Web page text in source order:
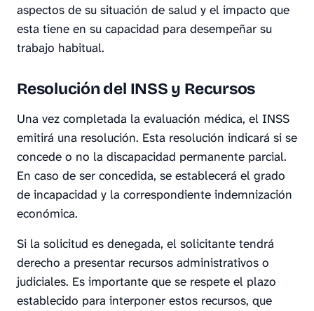
aspectos de su situación de salud y el impacto que
esta tiene en su capacidad para desempeñar su
trabajo habitual.
Resolución del INSS y Recursos
Una vez completada la evaluación médica, el INSS
emitirá una resolución. Esta resolución indicará si se
concede o no la discapacidad permanente parcial.
En caso de ser concedida, se establecerá el grado
de incapacidad y la correspondiente indemnización
económica.
Si la solicitud es denegada, el solicitante tendrá
derecho a presentar recursos administrativos o
judiciales. Es importante que se respete el plazo
establecido para interponer estos recursos, que